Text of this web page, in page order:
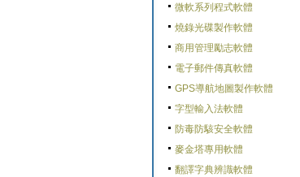
微軟系列程式軟體
燒錄光碟製作軟體
商用管理勵志軟體
電子郵件傳真軟體
GPS導航地圖製作軟體
字型輸入法軟體
防毒防駭安全軟體
麥金塔專用軟體
翻譯字典辨識軟體